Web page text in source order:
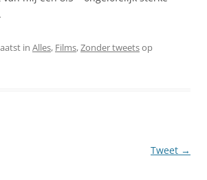
in Alles, Films,Zonder tweetsop
Tweet →